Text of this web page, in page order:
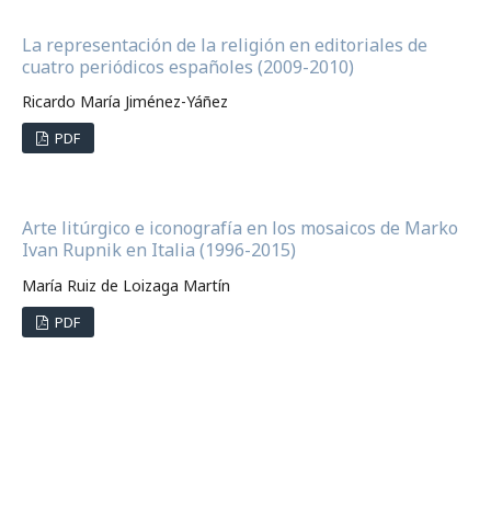
La representación de la religión en editoriales de
cuatro periódicos españoles (2009-2010)
Ricardo María Jiménez-Yáñez
PDF
Arte litúrgico e iconografía en los mosaicos de Marko
Ivan Rupnik en Italia (1996-2015)
María Ruiz de Loizaga Martín
PDF